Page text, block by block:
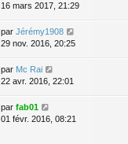
16 mars 2017, 21:29
par Jérémy1908
29 nov. 2016, 20:25
par Mc Rai
22 avr. 2016, 22:01
par fab01
01 févr. 2016, 08:21